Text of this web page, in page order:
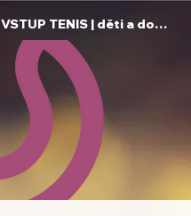
VSTUP TENIS | děti a dospělí